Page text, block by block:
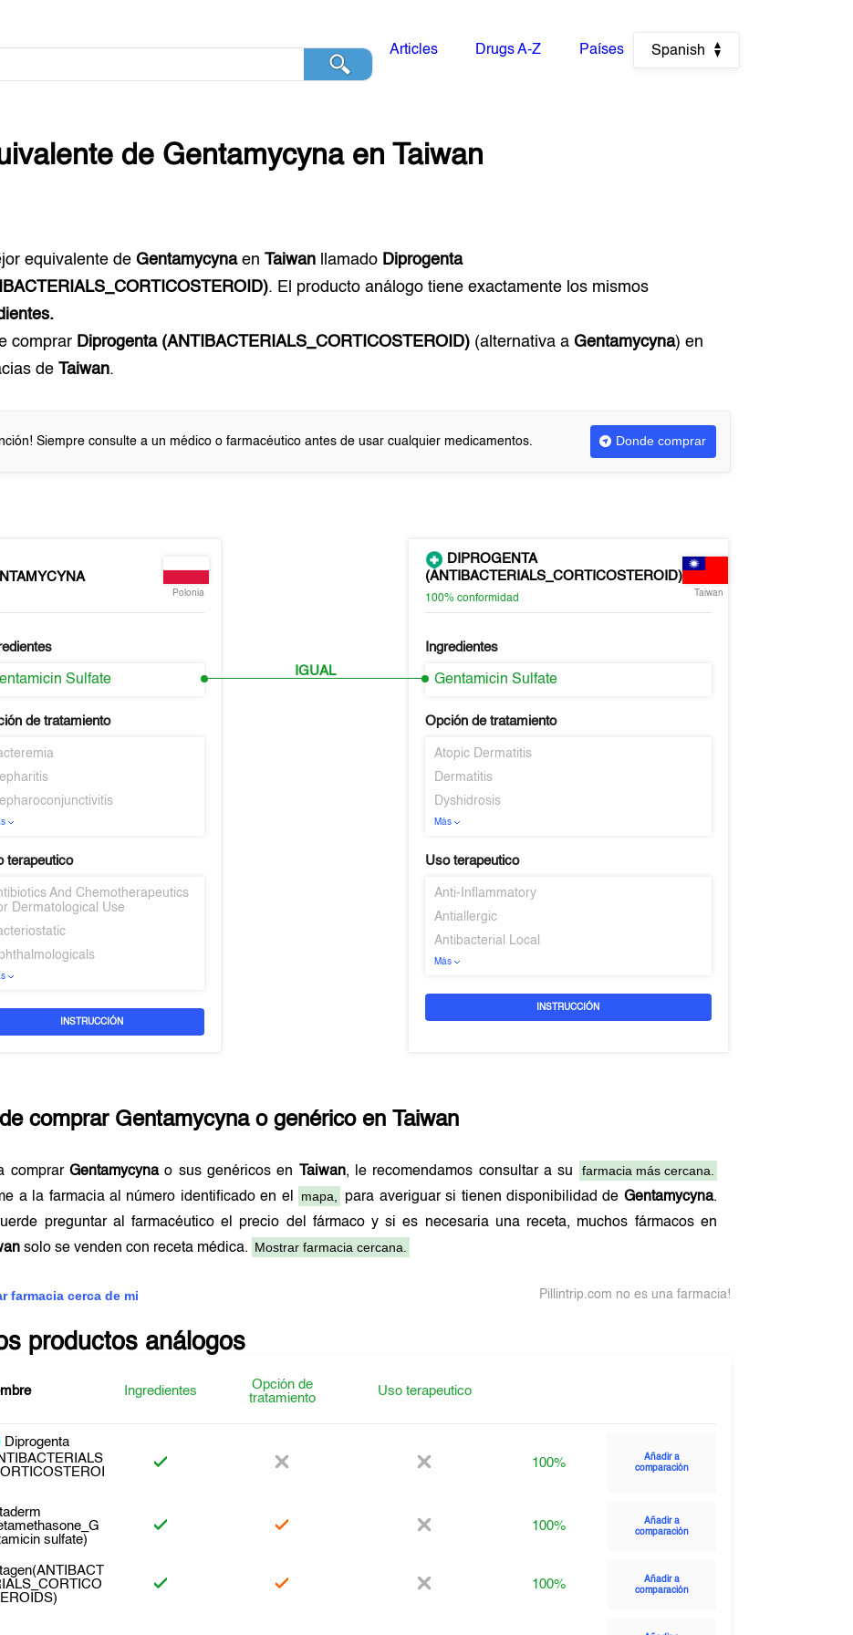
Articles Drugs A-Z Países Spanish
de GentamycynaenTaiwan
equivalente deGentamycynaenTaiwan llamado Diprogenta
. El producto análogo tiene exactamente los mismos
comprar Diprogenta (ANTIBACTERIALS_CORTICOSTEROID) (alternativa aGentamycyna) en
deTaiwan.
Siempre consulte a un médico o farmacéutico antes de usar cualquier medicamentos. Donde comprar
Polonia
Sulfate
de tratamiento
terapeutico
And Chemotherapeutics
Dermatological Use
INSTRUCCIÓN
IGUAL
DIPROGENTA
(ANTIBACTERIALS_CORTICOSTEROID)
100% conformidad Taiwan
Ingredientes
Gentamicin Sulfate
Opción de tratamiento
Atopic Dermatitis
Dermatitis
Dyshidrosis
Más
Uso terapeutico
Anti-Inflammatory
Antiallergic
Antibacterial Local
Más
INSTRUCCIÓN
comprar Gentamycynao genérico en Taiwan
comprarGentamycynao sus genéricos en Taiwan, le recomendamos consultar a su
farmacia más cercana.
a la farmacia al número identificado en el
mapa, para averiguar si tienen disponibilidad de Gentamycyna.
preguntar al farmacéutico el precio del fármaco y si es necesaria una receta, muchos fármacos en
solo se venden con receta médica. Mostrar farmacia cercana.
farmacia cerca de mi Pillintrip.com no es una farmacia!
productos análogos
Ingredientes
Opción de
tratamiento
Uso terapeutico
Diprogenta
100%
Añadir a
comparación
sulfate)
100%
Añadir a
comparación
100%
Añadir a
comparación